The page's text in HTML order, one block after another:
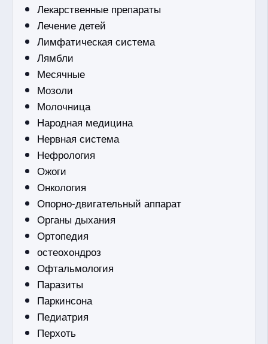
Лекарственные препараты
Лечение детей
Лимфатическая система
Лямбли
Месячные
Мозоли
Молочница
Народная медицина
Нервная система
Нефрология
Ожоги
Онкология
Опорно-двигательный аппарат
Органы дыхания
Ортопедия
остеохондроз
Офтальмология
Паразиты
Паркинсона
Педиатрия
Перхоть